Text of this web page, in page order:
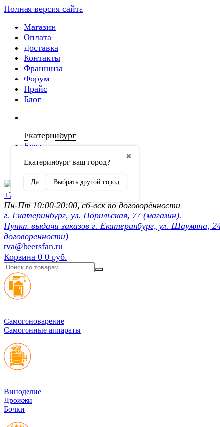
Полная версия сайта
Магазин
Оплата
Доставка
Контакты
Франшиза
Форум
Прайс
Блог
Екатеринбург
✖
Екатеринбург ваш город?
Да Выбрать другой город
Вход
Регистрация
+7 (902) 872-54-70
Пн-Пт 10:00-20:00, сб-вск по договорённости
г. Екатеринбург, ул. Норильская, 77 (магазин).
Пункт выдачи заказов г. Екатеринбург, ул. Шаумяна,
договоренности)
tva@beersfan.ru
Корзина 0 0 руб.
Cамогоноварение
Самогонные аппараты
Виноделие
Дрожжи
Бочки